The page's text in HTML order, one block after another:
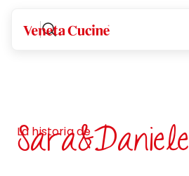
Veneta Cucine
La historia de
Sara&Daniele